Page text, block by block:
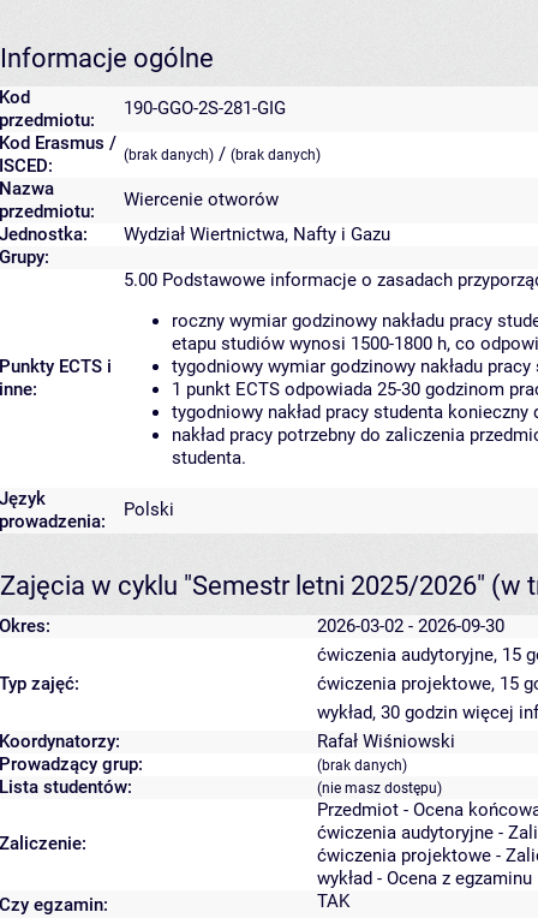
Informacje ogólne
Kod
przedmiotu:
190-GGO-2S-281-GIG
Kod Erasmus /
ISCED:
(brak danych) / (brak danych)
Nazwa
przedmiotu:
Wiercenie otworów
Jednostka:
Wydział Wiertnictwa, Nafty i Gazu
Grupy:
Punkty ECTS i
inne:
5.00 Podstawowe informacje o zasadach
roczny wymiar godzinowy nakładu pracy
etapu studiów wynosi 1500-1800 h, co
tygodniowy wymiar godzinowy nakładu
1 punkt ECTS odpowiada 25-30 godzinom
tygodniowy nakład pracy studenta
nakład pracy potrzebny do zaliczenia
studenta.
Język
prowadzenia:
Polski
Zajęcia w cyklu "Semestr letni 2025/2026" (w
Okres: 2026-03-02 - 2026-09-30
Typ zajęć:
ćwiczenia audytoryjne, 15
ćwiczenia projektowe, 15
wykład, 30 godzin więcej
Koordynatorzy:
Rafał Wiśniowski
Prowadzący grup:
(brak danych)
Lista studentów: (nie masz dostępu)
Zaliczenie:
Przedmiot - Ocena
ćwiczenia audytoryjne -
ćwiczenia projektowe -
wykład - Ocena z egzaminu
Czy egzamin:
TAK